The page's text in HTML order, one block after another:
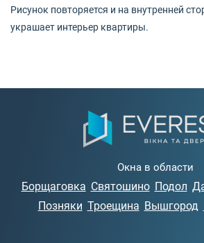
Рисунок повторяется и на внутренней
украшает интерьер квартиры.
Окна в области
Борщаговка Святошино Подол
Позняки Троещина Вышгород